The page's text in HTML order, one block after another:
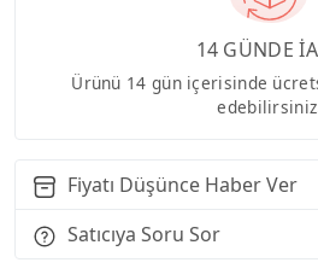
14 GÜNDE
Ürünü 14 gün içerisinde
Fiyatı Düşünce Haber Ver
Satıcıya Soru Sor